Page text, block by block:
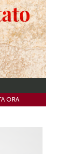
ORA